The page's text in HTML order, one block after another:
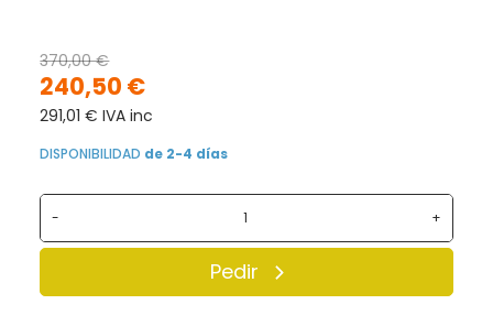
240,50 €
370,00 €
291,01 € IVA inc
DISPONIBILIDAD de 2-4 días
- +
Pedir